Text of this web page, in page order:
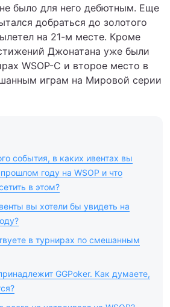
было для него дебютным. Еще
добраться до золотого
на 21-м месте. Кроме
Джонатана уже были
WSOP-C и второе место в
играм на Мировой серии
события, в каких ивентах вы
году на WSOP и что
в этом?
вы хотели бы увидеть на
в турнирах по смешанным
GGPoker. Как думаете,